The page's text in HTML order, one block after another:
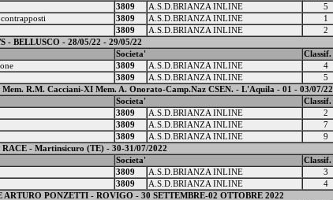
3809 A.S.D.BRIANZA INLINE 5
3809 A.S.D.BRIANZA INLINE 1
3809 A.S.D.BRIANZA INLINE 2
- BELLUSCO - 28/05/22 - 29/05/22
Societa' Classif.
3809 A.S.D.BRIANZA INLINE 4
3809 A.S.D.BRIANZA INLINE 5
R.M. Cacciani-XI Mem. A. Onorato-Camp.Naz CSEN. - L'Aquila - 01 - 03/07/22
Societa' Classif.
3809 A.S.D.BRIANZA INLINE 2
3809 A.S.D.BRIANZA INLINE 7
3809 A.S.D.BRIANZA INLINE 9
- Martinsicuro (TE) - 30-31/07/2022
Societa' Classif.
3809 A.S.D.BRIANZA INLINE 3
3809 A.S.D.BRIANZA INLINE 4
PONZETTI - ROVIGO - 30 SETTEMBRE-02 OTTOBRE 2022